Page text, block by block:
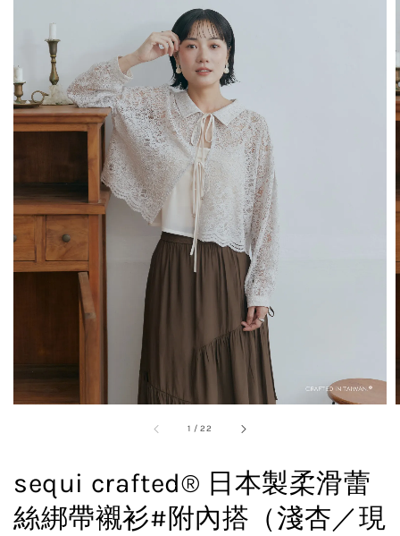
1 /22
sequi crafted® 日本製柔滑蕾
絲綁帶襯衫#附內搭（淺杏／現